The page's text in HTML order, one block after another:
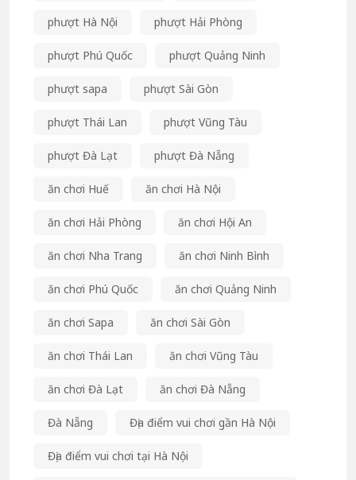
phượt Hà Nội phượt Hải Phòng
phượt Phú Quốc phượt Quảng Ninh
phượt sapa phượt Sài Gòn
phượt Thái Lan phượt Vũng Tàu
phượt Đà Lạt phượt Đà Nẵng
ăn chơi Huế ăn chơi Hà Nội
ăn chơi Hải Phòng ăn chơi Hội An
ăn chơi Nha Trang ăn chơi Ninh Bình
ăn chơi Phú Quốc ăn chơi Quảng Ninh
ăn chơi Sapa ăn chơi Sài Gòn
ăn chơi Thái Lan ăn chơi Vũng Tàu
ăn chơi Đà Lạt ăn chơi Đà Nẵng
Đà Nẵng Địa điểm vui chơi gần Hà Nội
Địa điểm vui chơi tại Hà Nội